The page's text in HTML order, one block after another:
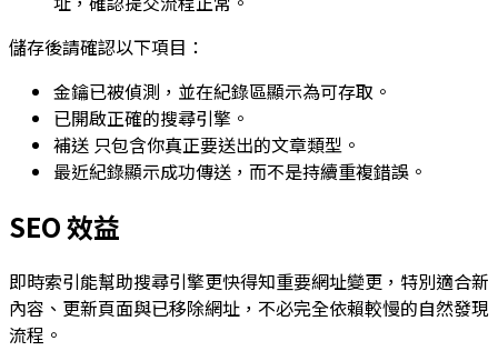
儲存後請確認以下項目：
金鑰已被偵測，並在紀錄區顯示為可存取。
已開啟正確的搜尋引擎。
補送 只包含你真正要送出的文章類型。
最近紀錄顯示成功傳送，而不是持續重複錯誤。
SEO 效益
即時索引能幫助搜尋引擎更快得知重要網址變更，特別適合新
內容、更新頁面與已移除網址，不必完全依賴較慢的自然發現
流程。